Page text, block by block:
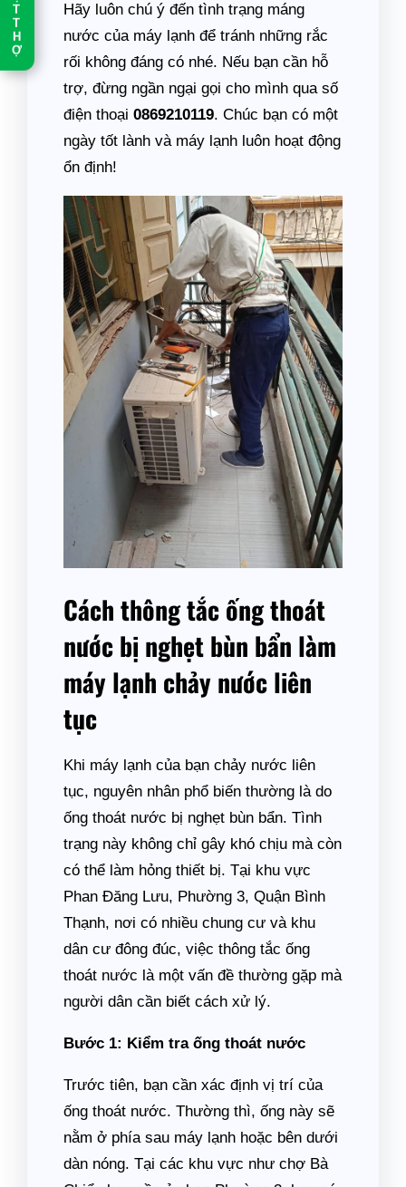
T
T
H
Ợ
Hãy luôn chú ý đến tình trạng máng
nước của máy lạnh để tránh những rắc
rối không đáng có nhé. Nếu bạn cần hỗ
trợ, đừng ngần ngại gọi cho mình qua số
điện thoại 0869210119. Chúc bạn có một
ngày tốt lành và máy lạnh luôn hoạt động
ổn định!
Cách thông tắc ống thoát
nước bị nghẹt bùn bẩn làm
máy lạnh chảy nước liên
tục
Khi máy lạnh của bạn chảy nước liên
tục, nguyên nhân phổ biến thường là do
ống thoát nước bị nghẹt bùn bẩn. Tình
trạng này không chỉ gây khó chịu mà còn
có thể làm hỏng thiết bị. Tại khu vực
Phan Đăng Lưu, Phường 3, Quận Bình
Thạnh, nơi có nhiều chung cư và khu
dân cư đông đúc, việc thông tắc ống
thoát nước là một vấn đề thường gặp mà
người dân cần biết cách xử lý.
Bước 1: Kiểm tra ống thoát nước
Trước tiên, bạn cần xác định vị trí của
ống thoát nước. Thường thì, ống này sẽ
nằm ở phía sau máy lạnh hoặc bên dưới
dàn nóng. Tại các khu vực như chợ Bà